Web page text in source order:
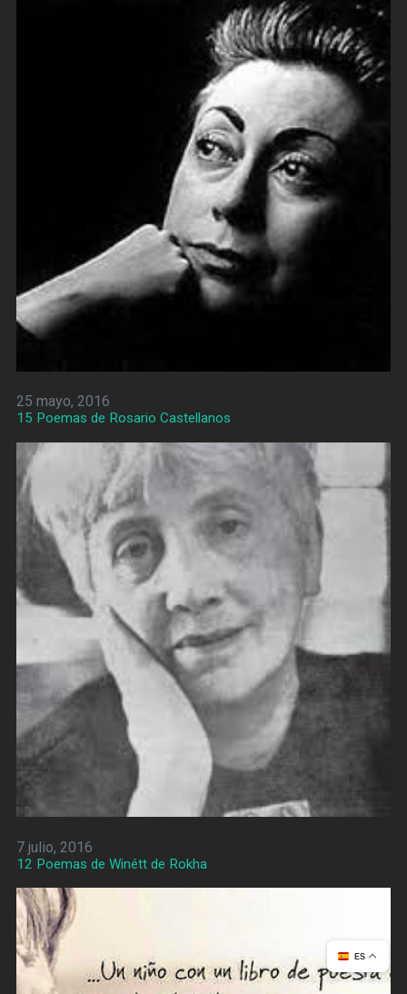
25 mayo, 2016
15 Poemas de Rosario Castellanos
7 julio, 2016
12 Poemas de Winétt de Rokha
ES